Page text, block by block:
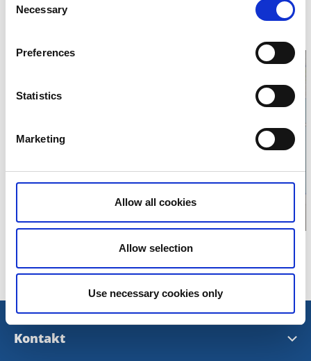
Selection
Necessary
Preferences
Statistics
Marketing
Allow all cookies
Allow selection
Use necessary cookies only
E-Mail:E-Mail senden
anzuzeigen
Kontakt